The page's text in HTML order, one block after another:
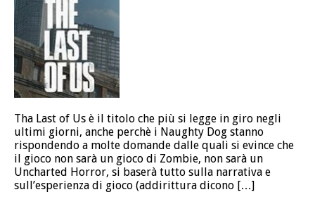
Tha Last of Us è il titolo che più si legge in giro negli
ultimi giorni, anche perchè i Naughty Dog stanno
rispondendo a molte domande dalle quali si evince che
il gioco non sarà un gioco di Zombie, non sarà un
Uncharted Horror, si baserà tutto sulla narrativa e
sull’esperienza di gioco (addirittura dicono […]